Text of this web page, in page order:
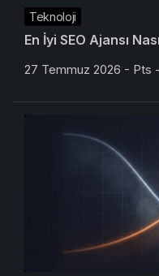
Teknoloji
En İyi SEO Ajansı
27 Temmuz 2026 - Pts